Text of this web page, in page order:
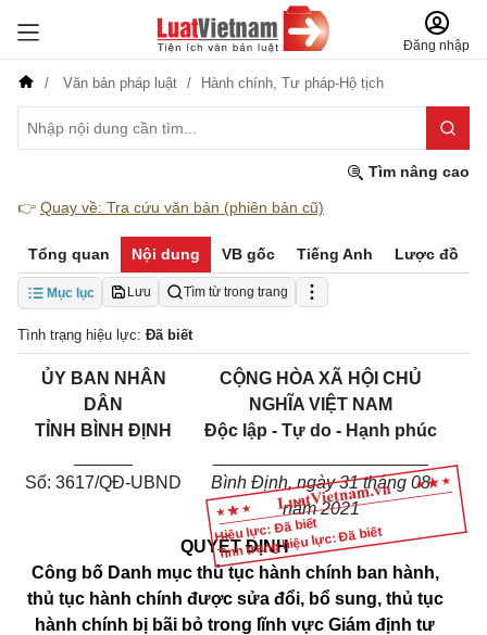
Đăng nhập
Văn bản pháp luật Hành chính, Tư pháp-Hộ tịch
Tìm nâng cao
👉 Quay về: Tra cứu văn bản (phiên bản cũ)
Tổng quan Nội dung VB gốc Tiếng Anh Lược đồ
Mục lục Lưu Tìm từ trong trang
Tình trạng hiệu lực: Đã biết
Hiệu lực: Đã biết
Tình trạng hiệu lực: Đã biết
ỦY BAN NHÂN
DÂN
TỈNH BÌNH ĐỊNH
Số: 3617/QĐ-UBND
CỘNG HÒA XÃ HỘI CHỦ
NGHĨA VIỆT NAM
Độc lập - Tự do - Hạnh phúc
Bình Định, ngày 31 tháng 08
năm 2021
QUYẾT ĐỊNH
Công bố Danh mục thủ tục hành chính ban hành,
thủ tục hành chính được sửa đổi, bổ sung, thủ tục
hành chính bị bãi bỏ trong lĩnh vực Giám định tư